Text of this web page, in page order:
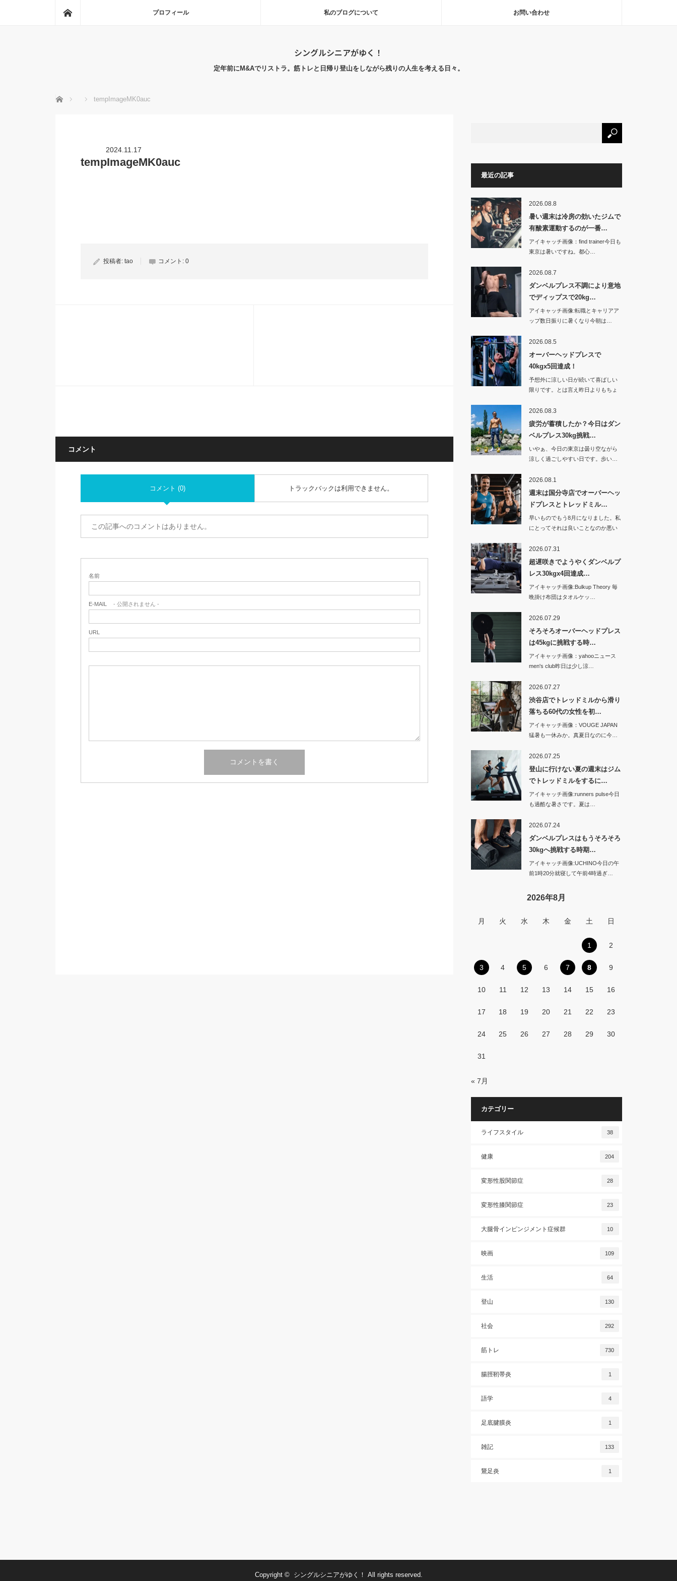
プロフィール 私のブログについて お問い合わせ
シングルシニアがゆく！
定年前にM&Aでリストラ。筋トレと日帰り登山をしながら残りの人生を考える日々。
ホーム tempImageMK0auc
2024.11.17
tempImageMK0auc
投稿者: tao コメント: 0
コメント
コメント (0) トラックバックは利用できません。
この記事へのコメントはありません。
名前
E-MAIL - 公開されません -
URL
最近の記事
2026.08.8
暑い週末は冷房の効いたジムで
有酸素運動するのが一番…
アイキャッチ画像：find trainer今日も
東京は暑いですね。都心…
2026.08.7
ダンベルプレス不調により意地
でディップスで20kg…
アイキャッチ画像:転職とキャリアア
ップ数日振りに暑くなり今朝は…
2026.08.5
オーバーヘッドプレスで
40kgx5回達成！
予想外に涼しい日が続いて喜ばしい
限りです。とは言え昨日よりもちょ
2026.08.3
疲労が蓄積したか？今日はダン
ベルプレス30kg挑戦…
いやぁ、今日の東京は曇り空ながら
涼しく過ごしやすい日です。歩い…
2026.08.1
週末は国分寺店でオーバーヘッ
ドプレスとトレッドミル…
早いものでもう8月になりました。私
にとってそれは良いことなのか悪い
2026.07.31
超遅咲きでようやくダンベルプ
レス30kgx4回達成…
アイキャッチ画像:Bulkup Theory 毎
晩掛け布団はタオルケッ…
2026.07.29
そろそろオーバーヘッドプレス
は45kgに挑戦する時…
アイキャッチ画像：yahooニュース
men's club昨日は少し涼…
2026.07.27
渋谷店でトレッドミルから滑り
落ちる60代の女性を初…
アイキャッチ画像：VOUGE JAPAN
猛暑も一休みか。真夏日なのに今…
2026.07.25
登山に行けない夏の週末はジム
でトレッドミルをするに…
アイキャッチ画像:runners pulse今日
も過酷な暑さです。夏は…
2026.07.24
ダンベルプレスはもうそろそろ
30kgへ挑戦する時期…
アイキャッチ画像:UCHINO今日の午
前1時20分就寝して午前4時過ぎ…
2026年8月
月 火 水 木 金 土 日
1 2
3 4 5 6 7 8 9
10 11 12 13 14 15 16
17 18 19 20 21 22 23
24 25 26 27 28 29 30
31
« 7月
カテゴリー
ライフスタイル 38
健康 204
変形性股関節症 28
変形性膝関節症 23
大腿骨インピンジメント症候群 10
映画 109
生活 64
登山 130
社会 292
筋トレ 730
腸脛靭帯炎 1
語学 4
足底腱膜炎 1
雑記 133
鵞足炎 1
Copyright © シングルシニアがゆく！ All rights reserved.